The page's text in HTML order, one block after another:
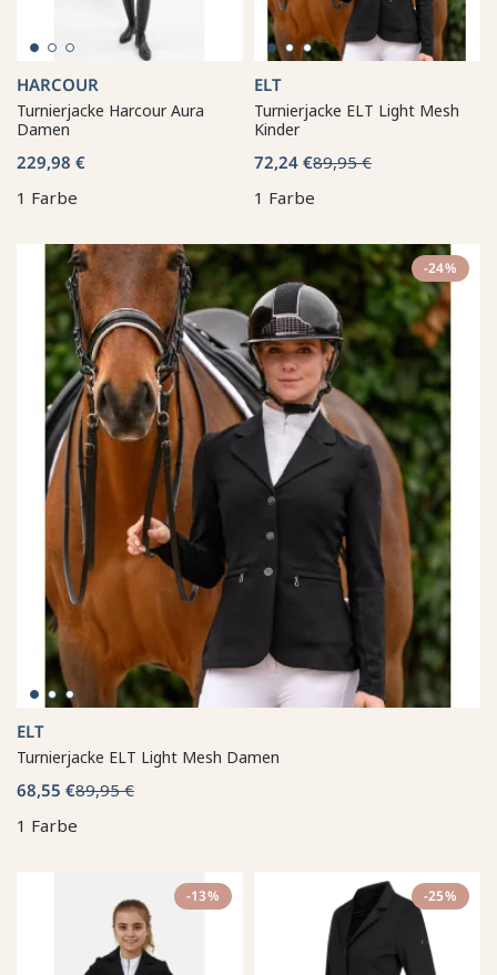
HARCOUR
Turnierjacke Harcour Aura
Damen
229,98 €
1 Farbe
ELT
Turnierjacke ELT Light Mesh
Kinder
72,24 €89,95 €
1 Farbe
-24%
ELT
Turnierjacke ELT Light Mesh Damen
68,55 €89,95 €
1 Farbe
-13% -25%